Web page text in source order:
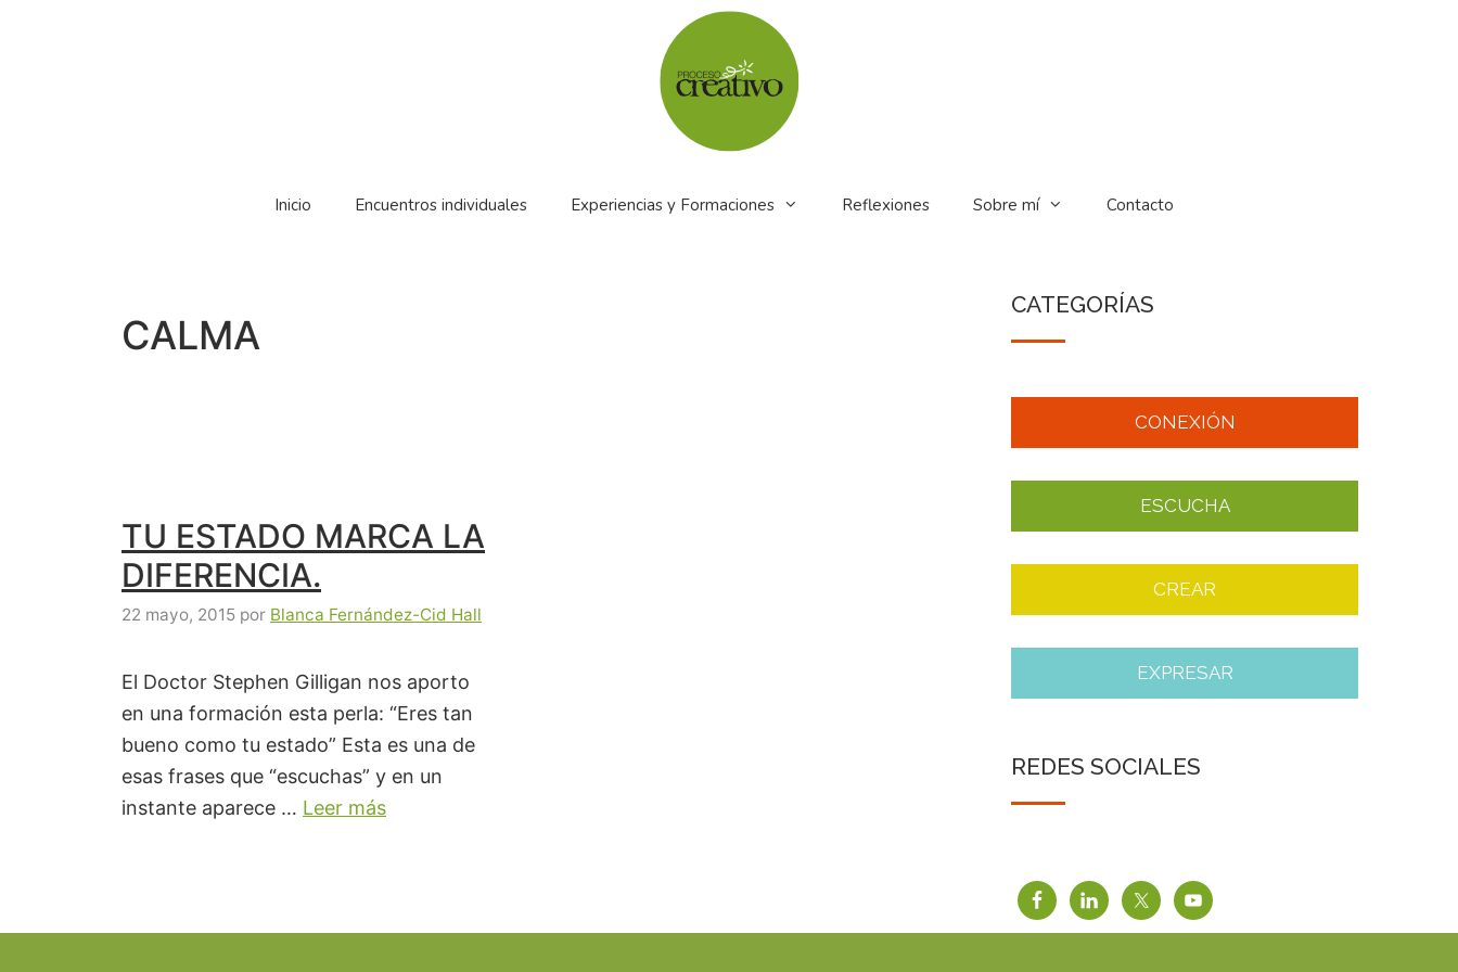
Inicio Encuentros individuales Experiencias y Formaciones Reflexiones Sobre mí Contacto
CALMA
TU ESTADO MARCA LA
DIFERENCIA.
22 mayo, 2015 por Blanca Fernández-Cid Hall
El Doctor Stephen Gilligan nos aporto
en una formación esta perla: “Eres tan
bueno como tu estado” Esta es una de
esas frases que “escuchas” y en un
instante aparece … Leer más
CATEGORÍAS
CONEXIÓN
ESCUCHA
CREAR
EXPRESAR
REDES SOCIALES